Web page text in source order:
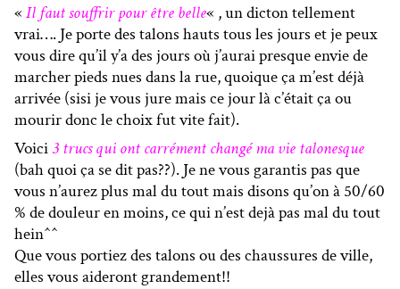
«Il faut souffrir pour être belle« , un dicton tellement
vrai…. Je porte des talons hauts tous les jours et je peux
vous dire qu’il y’a des jours où j’aurai presque envie de
marcher pieds nues dans la rue, quoique ça m’est déjà
arrivée (sisi je vous jure mais ce jour là c’était ça ou
mourir donc le choix fut vite fait).
Voici3 trucs qui ont carrément changé ma vie talonesque
(bah quoi ça se dit pas??). Je ne vous garantis pas que
vous n’aurez plus mal du tout mais disons qu’on à 50/60
% de douleur en moins, ce qui n’est dejà pas mal du tout
hein^^
Que vous portiez des talons ou des chaussures de ville,
elles vous aideront grandement!!